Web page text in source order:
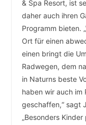
& Spa Resort, ist
daher auch ihren
Programm bieten.
Ort für einen
einen bringt die
Radwegen, dem
in Naturns beste
haben wir auch im
geschaffen,“ sagt
„Besonders